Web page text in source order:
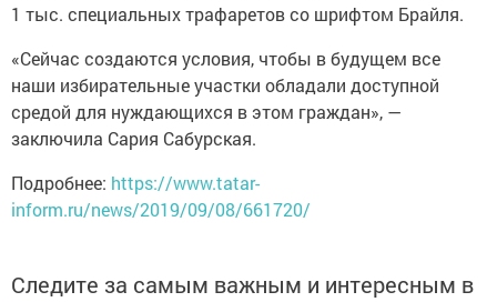
1 тыс. специальных трафаретов со шрифтом Брайля.
«Сейчас создаются условия, чтобы в будущем все
наши избирательные участки обладали доступной
средой для нуждающихся в этом граждан», —
заключила Сария Сабурская.
Подробнее: https://www.tatar-
inform.ru/news/2019/09/08/661720/
Следите за самым важным и интересным в